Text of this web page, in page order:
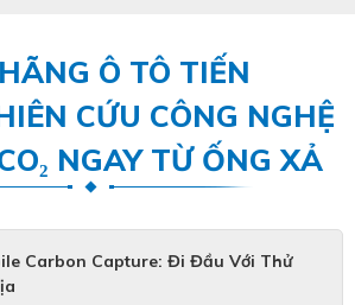
Ô TÔ TIẾN
CỨU CÔNG NGHỆ
NGAY TỪ ỐNG XẢ
Carbon Capture: Đi Đầu Với Thử